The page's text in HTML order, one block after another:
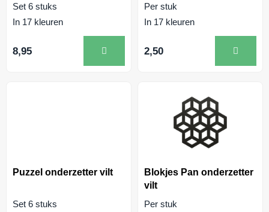
Set 6 stuks
In 17 kleuren
8,95
Per stuk
In 17 kleuren
2,50
Puzzel onderzetter vilt
Set 6 stuks
Blokjes Pan onderzetter
vilt
Per stuk